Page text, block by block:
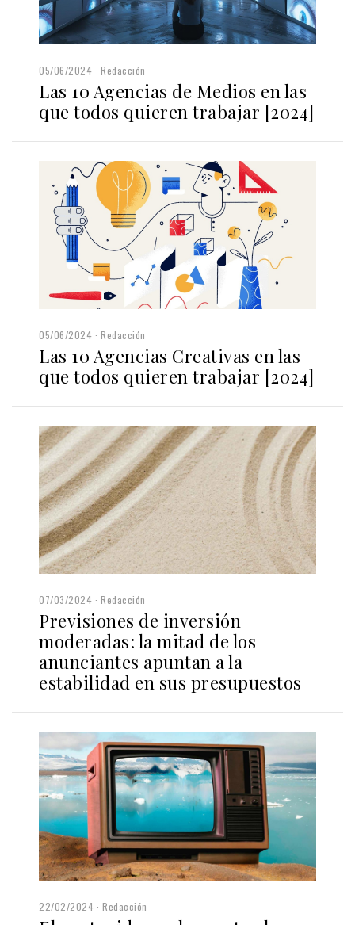
05/06/2024 Redacción
Las 10 Agencias de Medios en las
que todos quieren trabajar [2024]
05/06/2024 Redacción
Las 10 Agencias Creativas en las
que todos quieren trabajar [2024]
07/03/2024 Redacción
Previsiones de inversión
moderadas: la mitad de los
anunciantes apuntan a la
estabilidad en sus presupuestos
22/02/2024 Redacción